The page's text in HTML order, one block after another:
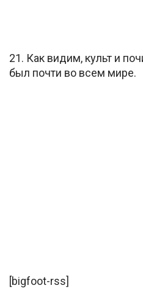
21. Как видим, культ и
был почти во всем мире.
[bigfoot-rss]